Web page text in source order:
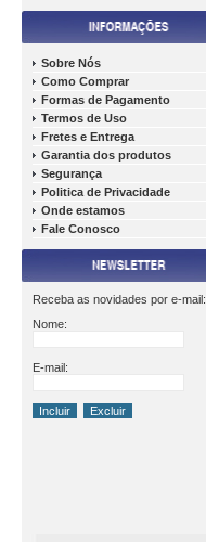
Sobre Nós
Como Comprar
Formas de Pagamento
Termos de Uso
Fretes e Entrega
Garantia dos produtos
Segurança
Politica de Privacidade
Onde estamos
Fale Conosco
Receba as novidades por e-mail:
Nome:
E-mail: